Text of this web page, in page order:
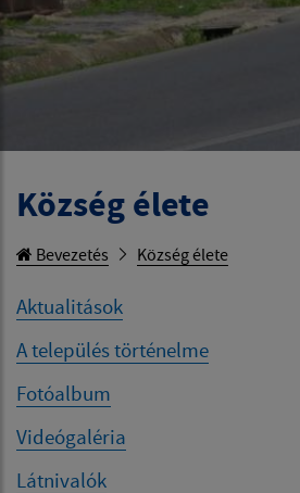
Község élete
Bevezetés Község élete
Aktualitások
A település történelme
Fotóalbum
Videógaléria
Látnivalók